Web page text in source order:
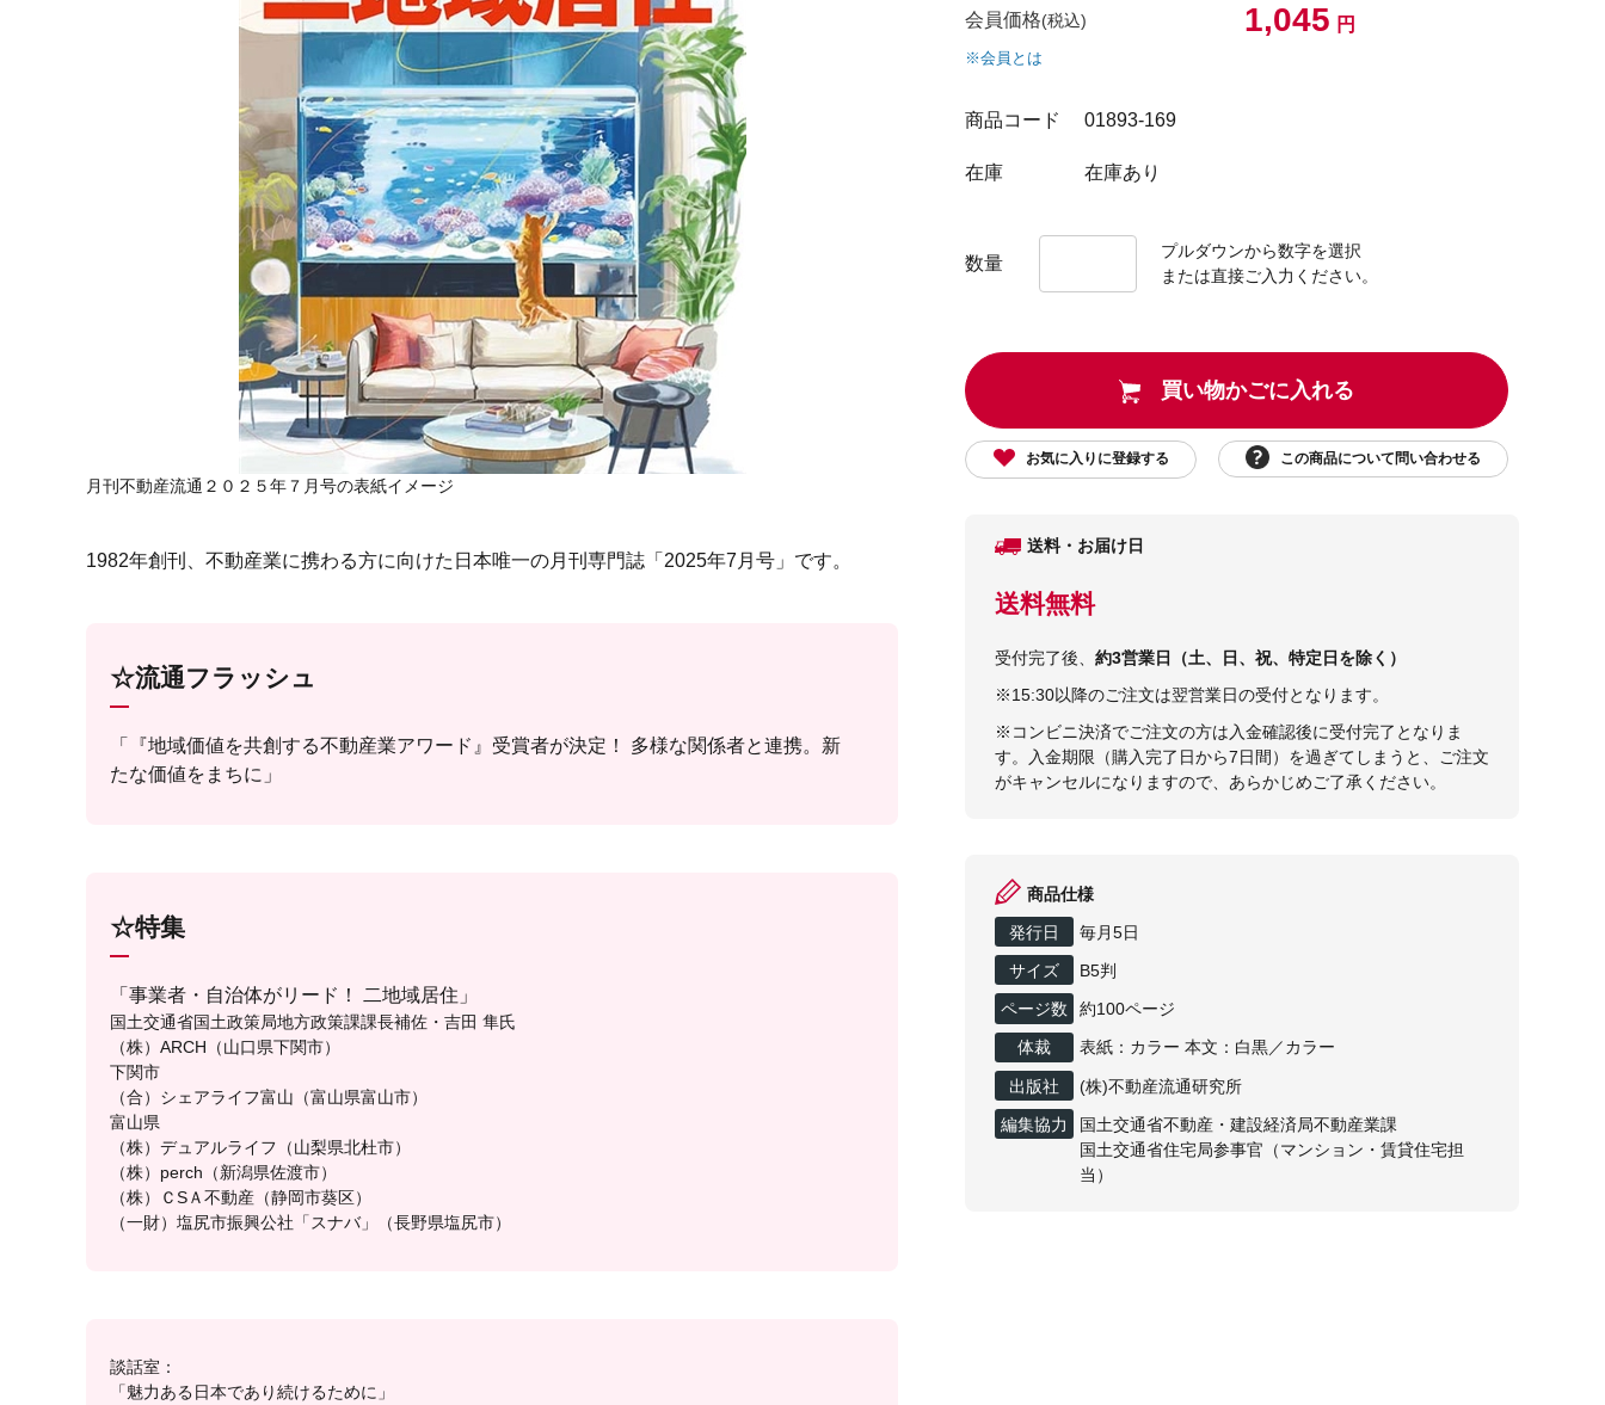
月刊不動産流通２０２５年７月号の表紙イメージ
1982年創刊、不動産業に携わる方に向けた日本唯一の月刊専門誌「2025年7月号」です。
☆流通フラッシュ
「『地域価値を共創する不動産業アワード』受賞者が決定！ 多様な関係者と連携。新
たな価値をまちに」
☆特集
「事業者・自治体がリード！ 二地域居住」
国土交通省国土政策局地方政策課課長補佐・吉田 隼氏
（株）ARCH（山口県下関市）
下関市
（合）シェアライフ富山（富山県富山市）
富山県
（株）デュアルライフ（山梨県北杜市）
（株）perch（新潟県佐渡市）
（株）ＣSＡ不動産（静岡市葵区）
（一財）塩尻市振興公社「スナバ」（長野県塩尻市）
談話室：
「魅力ある日本であり続けるために」
会員価格(税込) 1,045 円
※会員とは
商品コード 01893-169
在庫 在庫あり
数量
プルダウンから数字を選択
または直接ご入力ください。
買い物かごに入れる
この商品について問い合わせる
お気に入りに登録する
送料・お届け日
送料無料
受付完了後、 約3営業日（土、日、祝、特定日を除く）
※15:30以降のご注文は翌営業日の受付となります。
※コンビニ決済でご注文の方は入金確認後に受付完了となりま
す。入金期限（購入完了日から7日間）を過ぎてしまうと、ご注文
がキャンセルになりますので、あらかじめご了承ください。
商品仕様
発行日
毎月5日
サイズ B5判
ページ数 約100ページ
体裁 表紙：カラー 本文：白黒／カラー
出版社 (株)不動産流通研究所
編集協力
国土交通省不動産・建設経済局不動産業課
国土交通省住宅局参事官（マンション・賃貸住宅担
当）